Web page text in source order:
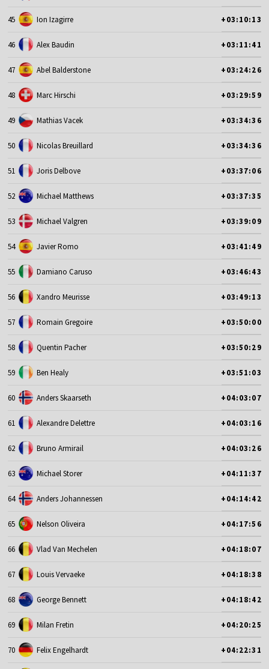
45 Ion Izagirre +03:10:13
46 Alex Baudin +03:11:41
47 Abel Balderstone +03:24:26
48 Marc Hirschi +03:29:59
49 Mathias Vacek +03:34:36
50 Nicolas Breuillard +03:34:36
51 Joris Delbove +03:37:06
52 Michael Matthews +03:37:35
53 Michael Valgren +03:39:09
54 Javier Romo +03:41:49
55 Damiano Caruso +03:46:43
56 Xandro Meurisse +03:49:13
57 Romain Gregoire +03:50:00
58 Quentin Pacher +03:50:29
59 Ben Healy +03:51:03
60 Anders Skaarseth +04:03:07
61 Alexandre Delettre +04:03:16
62 Bruno Armirail +04:03:26
63 Michael Storer +04:11:37
64 Anders Johannessen +04:14:42
65 Nelson Oliveira +04:17:56
66 Vlad Van Mechelen +04:18:07
67 Louis Vervaeke +04:18:38
68 George Bennett +04:18:42
69 Milan Fretin +04:20:25
70 Felix Engelhardt +04:22:31